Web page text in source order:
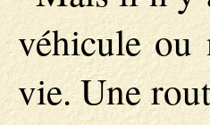
véhicule ou
vie. Une